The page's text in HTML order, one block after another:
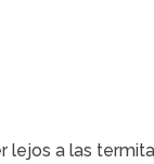
lejos a las